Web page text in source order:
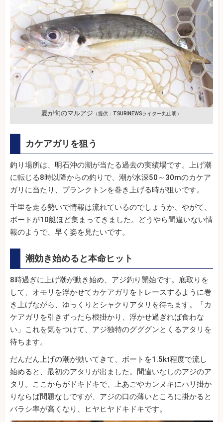
夏が旬のマルアジ （提供：TSURINEWSライター丸山明）
カケアガリを狙う
釣り場所は、明石沖の潮が当たる過去の実績場です。上げ潮
に転じる8時以降からの釣りで、潮が水深50～30mのカケア
ガリに当たり、プランクトンを巻き上げる時が狙いです。
千里を走る勢いで情報は流れているのでしょうか、やがて、
ボートが10艇ほど集まってきました。どうやら間違いない情
報のようで、早く姿を見たいです。
潮効き始めると本命ヒット
8時過ぎに上げ潮が動き始め、アジ釣り開始です。底取りを
して、オモリを浮かせてカケアガリをトレースするように巻
き上げながら、ゆっくりとシャクりアタリを待ちます。「カ
ケアガリを引きずったら根掛かり、浮かせ過ぎれば食わな
い」これを気をつけて、アジ独特のグググンとくるアタリを
待ちます。
だんだん上げの潮が効いてきて、ボートを1.5kt程度で流し
始めると、最初のアタリが出ました。間違いなしのアジのア
タリ。ここからがドキドキで、上あごやカンヌキにハリ掛か
りならば問題なしですが、アジの口の薄いところに掛かると
バラシ率が高くなり、ヒヤヒヤドキドキです。